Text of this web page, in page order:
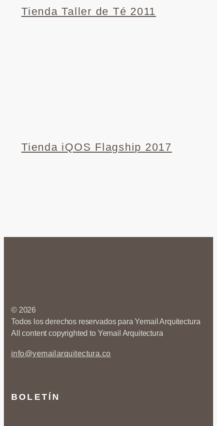
Tienda Taller de Té 2011
Tienda iQOS Flagship 2017
© 2026
Todos los derechos reservados para Yemail Arquitectura
All content copyrighted to Yemail Arquitectura
info@yemailarquitectura.co
BOLETÍN